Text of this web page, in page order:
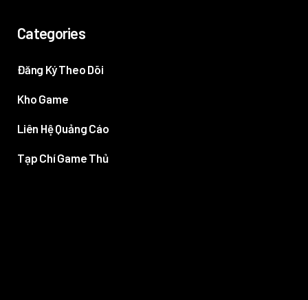
Categories
Đăng Ký Theo Dõi
Kho Game
Liên Hệ Quảng Cáo
Tạp Chí Game Thủ